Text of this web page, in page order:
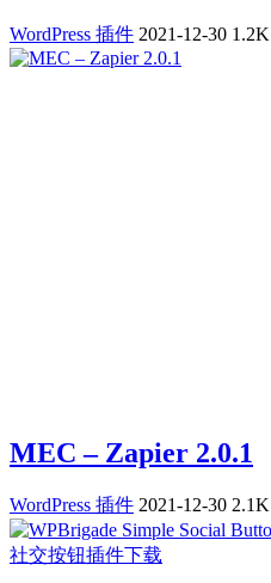
WordPress 插件 2021-12-30 1.2K
MEC – Zapier 2.0.1
WordPress 插件 2021-12-30 2.1K